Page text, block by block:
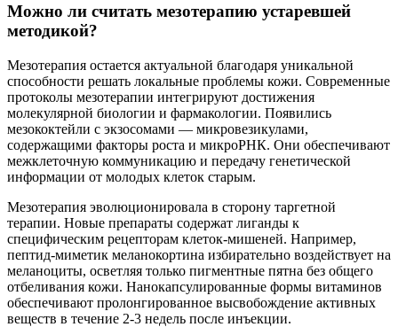
Можно ли считать мезотерапию устаревшей
методикой?
Мезотерапия остается актуальной благодаря уникальной
способности решать локальные проблемы кожи. Современные
протоколы мезотерапии интегрируют достижения
молекулярной биологии и фармакологии. Появились
мезококтейли с экзосомами — микровезикулами,
содержащими факторы роста и микроРНК. Они обеспечивают
межклеточную коммуникацию и передачу генетической
информации от молодых клеток старым.
Мезотерапия эволюционировала в сторону таргетной
терапии. Новые препараты содержат лиганды к
специфическим рецепторам клеток-мишеней. Например,
пептид-миметик меланокортина избирательно воздействует на
меланоциты, осветляя только пигментные пятна без общего
отбеливания кожи. Нанокапсулированные формы витаминов
обеспечивают пролонгированное высвобождение активных
веществ в течение 2-3 недель после инъекции.